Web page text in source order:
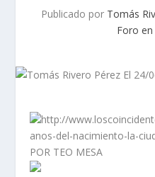
Publicado por Tomás
Foro
http://
anos-del-nacimiento-la-
POR TEO MESA